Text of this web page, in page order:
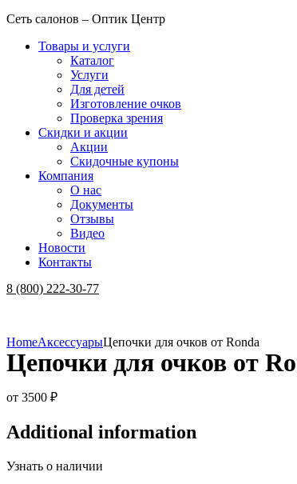
Сеть салонов – Оптик Центр
Товары и услуги
Каталог
Услуги
Для детей
Изготовление очков
Проверка зрения
Скидки и акции
Акции
Скидочные купоны
Компания
О нас
Документы
Отзывы
Видео
Новости
Контакты
Menu
8 (800) 222-30-77
HomeАксессуарыЦепочки для очков от Ronda
Цепочки для очков от
от 3500 ₽
Additional information
Узнать о наличии